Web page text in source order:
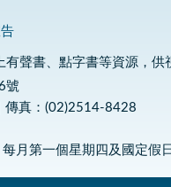
聲書、點字書等資源，供
號
傳真：(02)2514-8428
月第一個星期四及國定假日